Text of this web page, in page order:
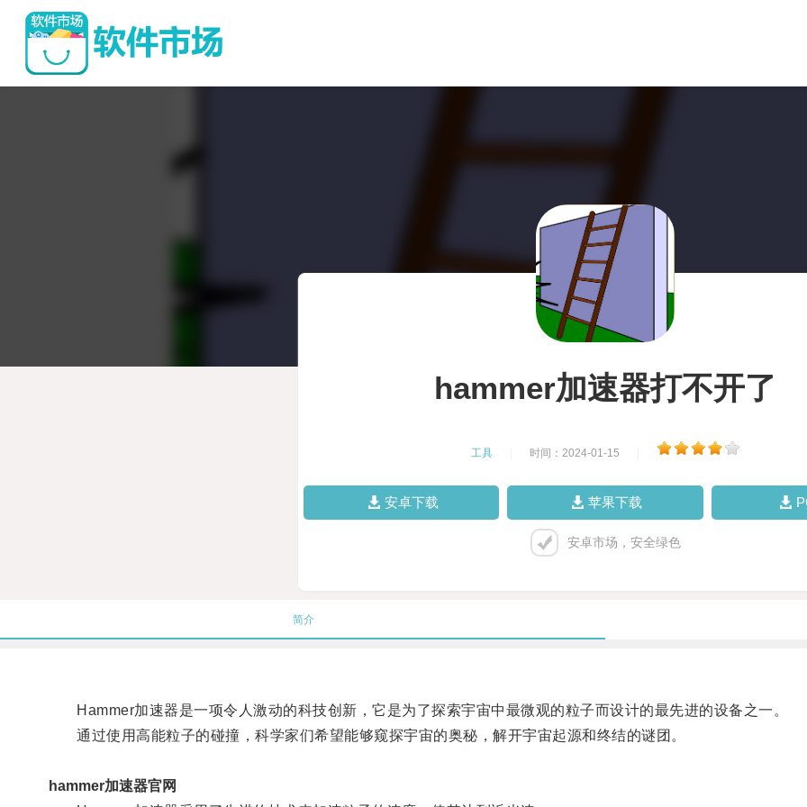
hammer加速器打不开了
工具 时间：2024-01-15
安卓下载 苹果下载
安卓市场，安全绿色
简介
Hammer加速器是一项令人激动的科技创新，它是为了探索宇宙中最微观的粒子而设计的最先进的设备之一。
通过使用高能粒子的碰撞，科学家们希望能够窥探宇宙的奥秘，解开宇宙起源和终结的谜团。
hammer加速器官网